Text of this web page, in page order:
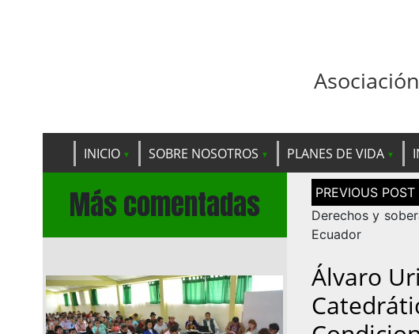
INICIO SOBRE NOSOTROS PLANES DE VIDA
Más comentadas
Navegación
de
entradas
Derechos y
Ecuador
Álvaro